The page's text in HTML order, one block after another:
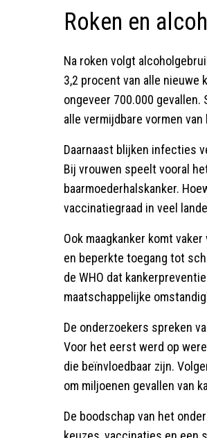
Roken en
Na roken volgt
3,2 procent van alle nieuwe
ongeveer 700.000
alle vermijdbare vormen van
Daarnaast blijken infecties
Bij vrouwen speelt vooral
baarmoederhalskanker.
vaccinatiegraad in veel
Ook maagkanker komt
en beperkte toegang tot
de WHO dat
maatschappelijke
De onderzoekers spreken
Voor het eerst werd op
die beïnvloedbaar zijn.
om miljoenen gevallen van
De boodschap van het